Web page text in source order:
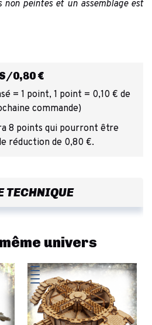
peintes et un assemblage est
0,80 €
= 1 point, 1 point = 0,10 € de
commande)
8 points qui pourront être
réduction de 0,80 €.
TECHNIQUE
univers